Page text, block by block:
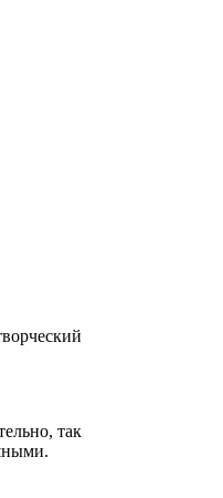
так